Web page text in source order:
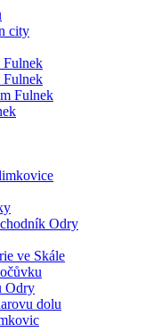
city
Fulnek
Fulnek
Fulnek
Odry
ve Skále
Odry
dolu